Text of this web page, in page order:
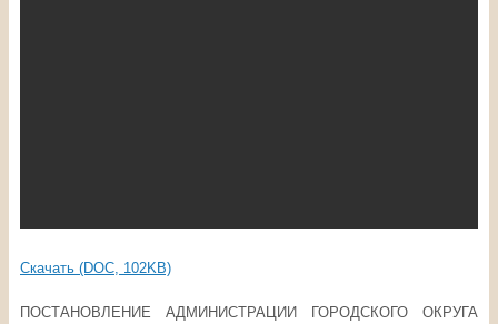
Скачать (DOC, 102KB)
ПОСТАНОВЛЕНИЕ АДМИНИСТРАЦИИ ГОРОДСКОГО ОКРУГА